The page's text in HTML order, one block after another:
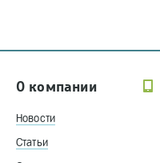
О компании
Новости
Статьи